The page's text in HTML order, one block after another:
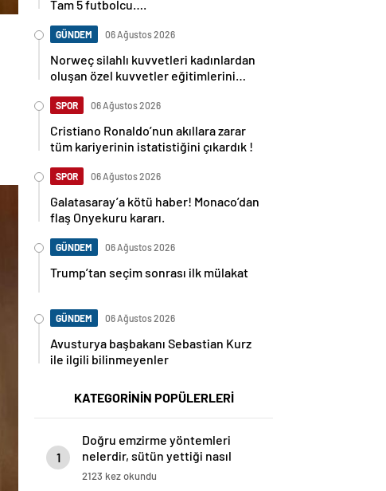
Tam 5 futbolcu….
GÜNDEM 06 Ağustos 2026
Norweç silahlı kuvvetleri kadınlardan
oluşan özel kuvvetler eğitimlerini
SPOR 06 Ağustos 2026
Cristiano Ronaldo’nun akıllara zarar
tüm kariyerinin istatistiğini çıkardık !
SPOR 06 Ağustos 2026
Galatasaray’a kötü haber! Monaco’dan
flaş Onyekuru kararı.
GÜNDEM 06 Ağustos 2026
Trump’tan seçim sonrası ilk mülakat
GÜNDEM 06 Ağustos 2026
Avusturya başbakanı Sebastian Kurz
ile ilgili bilinmeyenler
KATEGORİNİN POPÜLERLERİ
1
Doğru emzirme yöntemleri
nelerdir, sütün yettiği nasıl
anlaşılır?
2123 kez okundu